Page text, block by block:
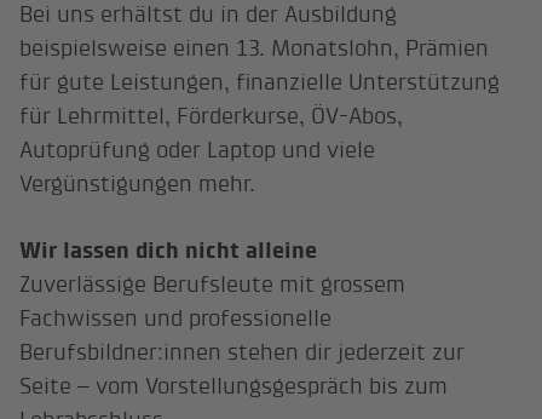
Bei uns erhältst du in der Ausbildung
beispielsweise einen 13. Monatslohn, Prämien
für gute Leistungen, finanzielle Unterstützung
für Lehrmittel, Förderkurse, ÖV-Abos,
Autoprüfung oder Laptop und viele
Vergünstigungen mehr.
Wir lassen dich nicht alleine
Zuverlässige Berufsleute mit grossem
Fachwissen und professionelle
Berufsbildner:innen stehen dir jederzeit zur
Seite – vom Vorstellungsgespräch bis zum